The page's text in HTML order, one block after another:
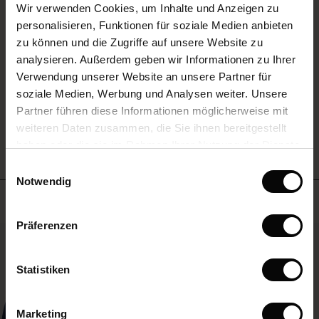
Wir verwenden Cookies, um Inhalte und Anzeigen zu
personalisieren, Funktionen für soziale Medien anbieten
zu können und die Zugriffe auf unsere Website zu
analysieren. Außerdem geben wir Informationen zu Ihrer
Verwendung unserer Website an unsere Partner für
soziale Medien, Werbung und Analysen weiter. Unsere
Partner führen diese Informationen möglicherweise mit
weiteren Daten zusammen, die Sie ihnen bereitgestellt
Notwendig
Präferenzen
Statistiken
Marketing
(Sale)
(Sale)
Sale
Sale
im Sale
First Layers
Begins – Pre-Autumn 2026
Ease - Summer 2026
- Summer 2026
– Spring 2026
Sets
Leinen
– 2 kaufen, 10% sparen
– Ihre Garderobe beginnt hier
star
rating
Auf der Grundlage von 2 Bewertungen
EINE BEWERTUNG SCHREIBEN
ALLE BEWERTUNGEN AUS ALLEN LÄNDERN ANSEHEN